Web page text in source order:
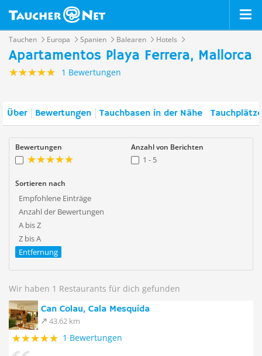
Tauchen Europa Spanien Balearen Hotels
Apartamentos Playa Ferrera, Mallorca
1 Bewertungen
Über Bewertungen Tauchbasen in der Nähe
Bewertungen Anzahl von Berichten
1 - 5
Sortieren nach
Empfohlene Einträge
Anzahl der Bewertungen
A bis Z
Z bis A
Entfernung
Wir haben 1 Restaurants für dich gefunden
Can Colau, Cala Mesquida
43.62 km
1 Bewertungen